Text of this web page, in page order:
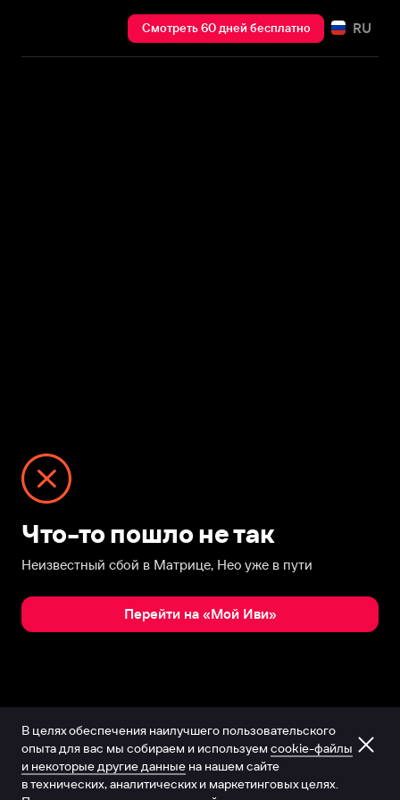
Смотреть 60 дней бесплатно RU
Что-то пошло не так
Неизвестный сбой в Матрице, Нео уже в пути
Перейти на «Мой Иви»
В целях обеспечения наилучшего пользовательского
опыта для вас мы собираем и используем cookie-файлы
и некоторые другие данные на нашем сайте
в технических, аналитических и маркетинговых целях.